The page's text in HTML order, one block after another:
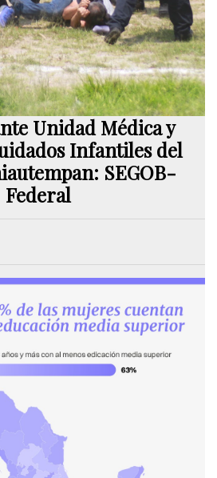
Unidad Médica y
Infantiles del
SEGOB-
Federal